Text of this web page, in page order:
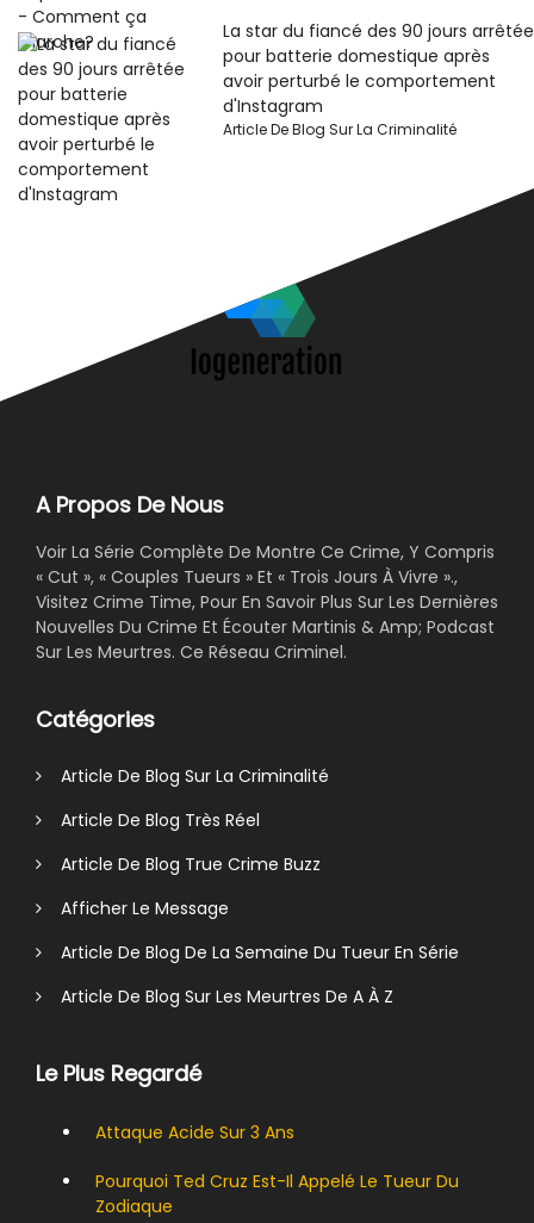
La star du fiancé des 90 jours arrêtée
pour batterie domestique après
avoir perturbé le comportement
d'Instagram
Article De Blog Sur La Criminalité
A Propos De Nous
Voir La Série Complète De Montre Ce Crime, Y Compris
« Cut », « Couples Tueurs » Et « Trois Jours À Vivre ».,
Visitez Crime Time, Pour En Savoir Plus Sur Les Dernières
Nouvelles Du Crime Et Écouter Martinis & Amp; Podcast
Sur Les Meurtres. Ce Réseau Criminel.
Catégories
Article De Blog Sur La Criminalité
Article De Blog Très Réel
Article De Blog True Crime Buzz
Afficher Le Message
Article De Blog De La Semaine Du Tueur En Série
Article De Blog Sur Les Meurtres De A À Z
Le Plus Regardé
Attaque Acide Sur 3 Ans
Pourquoi Ted Cruz Est-Il Appelé Le Tueur Du
Zodiaque